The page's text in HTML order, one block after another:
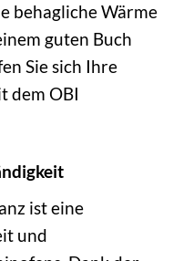
behagliche Wärme
guten Buch
Sie sich Ihre
dem OBI
ist eine
und